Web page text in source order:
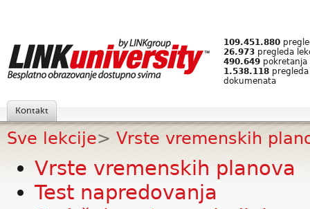
109.451.880
26.973 pregleda
490.649 pokretanja
1.538.118
dokumenata
Kontakt
Sve lekcije> Vrste vremenskih
Vrste vremenskih planova
Test napredovanja